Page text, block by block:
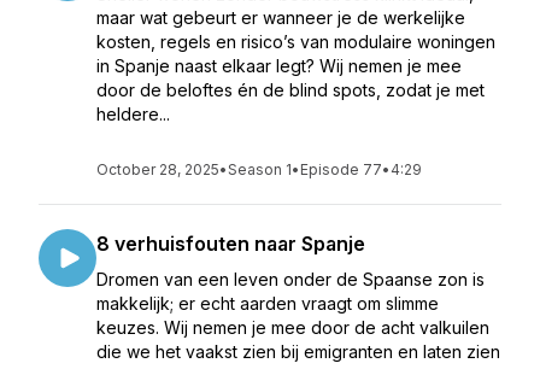
maar wat gebeurt er wanneer je de werkelijke
kosten, regels en risico’s van modulaire woningen
in Spanje naast elkaar legt? Wij nemen je mee
door de beloftes én de blind spots, zodat je met
heldere...
October 28, 2025•Season 1• Episode 77• 4:29
8 verhuisfouten naar Spanje
Dromen van een leven onder de Spaanse zon is
makkelijk; er echt aarden vraagt om slimme
keuzes. Wij nemen je mee door de acht valkuilen
die we het vaakst zien bij emigranten en laten zien